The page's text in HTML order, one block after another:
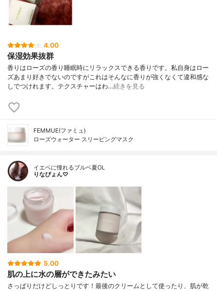
4.00
保湿効果抜群
香りはローズの香り睡眠時にリラックスできる香りです。私自身はロー
ズあまり好きでないのですがこれはそんなに香りが強くなくて違和感な
しでつけれます。テクスチャーはわ…続きを見る
FEMMUE(ファミュ)
ローズウォーター スリーピングマスク
イエベに憧れるブルベ夏OL
りなぴょん♡
5.00
肌の上に水の層ができたみたい
さっぱりだけどしっとりです！最後のクリームとして使ったり、肌が乾